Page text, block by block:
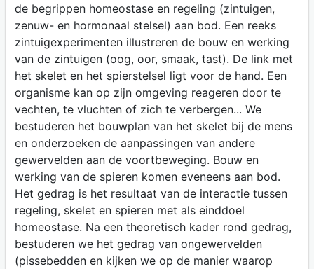
de begrippen homeostase en regeling (zintuigen,
zenuw- en hormonaal stelsel) aan bod. Een reeks
zintuigexperimenten illustreren de bouw en werking
van de zintuigen (oog, oor, smaak, tast). De link met
het skelet en het spierstelsel ligt voor de hand. Een
organisme kan op zijn omgeving reageren door te
vechten, te vluchten of zich te verbergen... We
bestuderen het bouwplan van het skelet bij de mens
en onderzoeken de aanpassingen van andere
gewervelden aan de voortbeweging. Bouw en
werking van de spieren komen eveneens aan bod.
Het gedrag is het resultaat van de interactie tussen
regeling, skelet en spieren met als einddoel
homeostase. Na een theoretisch kader rond gedrag,
bestuderen we het gedrag van ongewervelden
(pissebedden en kijken we op de manier waarop